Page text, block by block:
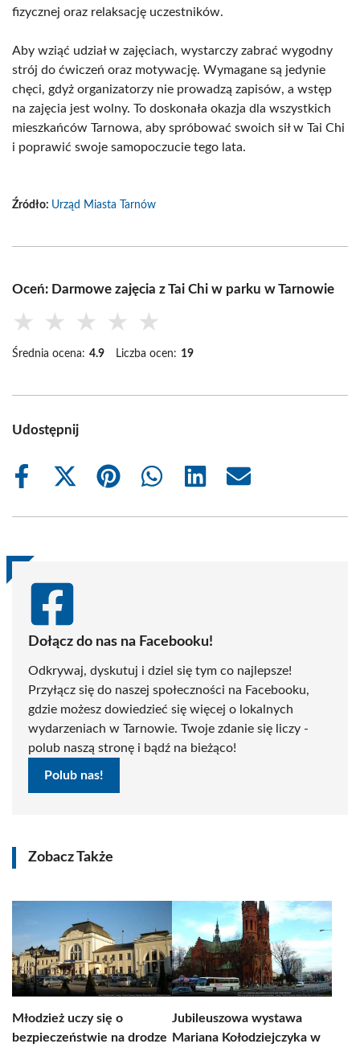
fizycznej oraz relaksację uczestników.
Aby wziąć udział w zajęciach, wystarczy zabrać wygodny
strój do ćwiczeń oraz motywację. Wymagane są jedynie
chęci, gdyż organizatorzy nie prowadzą zapisów, a wstęp
na zajęcia jest wolny. To doskonała okazja dla wszystkich
mieszkańców Tarnowa, aby spróbować swoich sił w Tai Chi
i poprawić swoje samopoczucie tego lata.
Źródło: Urząd Miasta Tarnów
Oceń: Darmowe zajęcia z Tai Chi w parku w Tarnowie
★ ★ ★ ★ ★
Średnia ocena: 4.9 Liczba ocen: 19
Udostępnij
Share
Share
(Twitter)
Share
Share
Share
Share
Dołącz do nas na Facebooku!
Odkrywaj, dyskutuj i dziel się tym co najlepsze!
Przyłącz się do naszej społeczności na Facebooku,
gdzie możesz dowiedzieć się więcej o lokalnych
wydarzeniach w Tarnowie. Twoje zdanie się liczy -
polub naszą stronę i bądź na bieżąco!
Polub nas!
Zobacz Także
Młodzież uczy się o
bezpieczeństwie na drodze
Jubileuszowa wystawa
Mariana Kołodziejczyka w